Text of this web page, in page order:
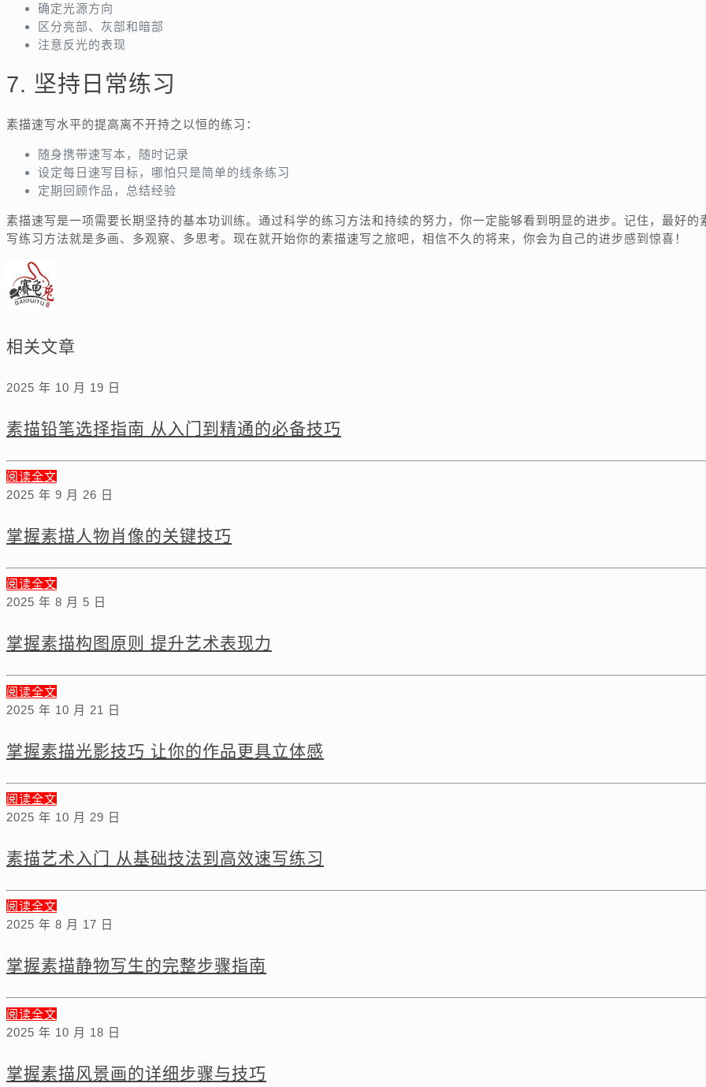
确定光源方向
区分亮部、灰部和暗部
注意反光的表现
7. 坚持日常练习
素描速写水平的提高离不开持之以恒的练习：
随身携带速写本，随时记录
设定每日速写目标，哪怕只是简单的线条练习
定期回顾作品，总结经验
素描速写是一项需要长期坚持的基本功训练。通过科学的练习方法和持续的努力，你一定能够看到明显的进步。记住，最好的
写练习方法就是多画、多观察、多思考。现在就开始你的素描速写之旅吧，相信不久的将来，你会为自己的进步感到惊喜！
相关文章
2025 年 10 月 19 日
素描铅笔选择指南 从入门到精通的必备技巧
阅读全文
2025 年 9 月 26 日
掌握素描人物肖像的关键技巧
阅读全文
2025 年 8 月 5 日
掌握素描构图原则 提升艺术表现力
阅读全文
2025 年 10 月 21 日
掌握素描光影技巧 让你的作品更具立体感
阅读全文
2025 年 10 月 29 日
素描艺术入门 从基础技法到高效速写练习
阅读全文
2025 年 8 月 17 日
掌握素描静物写生的完整步骤指南
阅读全文
2025 年 10 月 18 日
掌握素描风景画的详细步骤与技巧